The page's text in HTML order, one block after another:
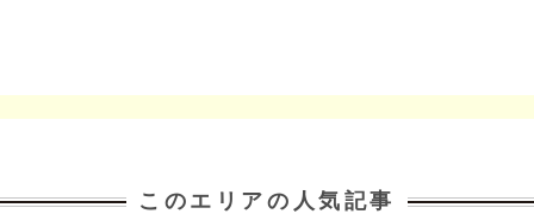
このエリアの人気記事